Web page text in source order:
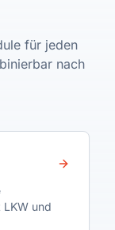
für jeden
nach
LKW und